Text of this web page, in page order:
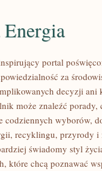
portal
za
decyzji ani
może znaleźć porady,
codziennych wyborów,
recyklingu, przyrody i
świadomy styl
które chcą poznawać